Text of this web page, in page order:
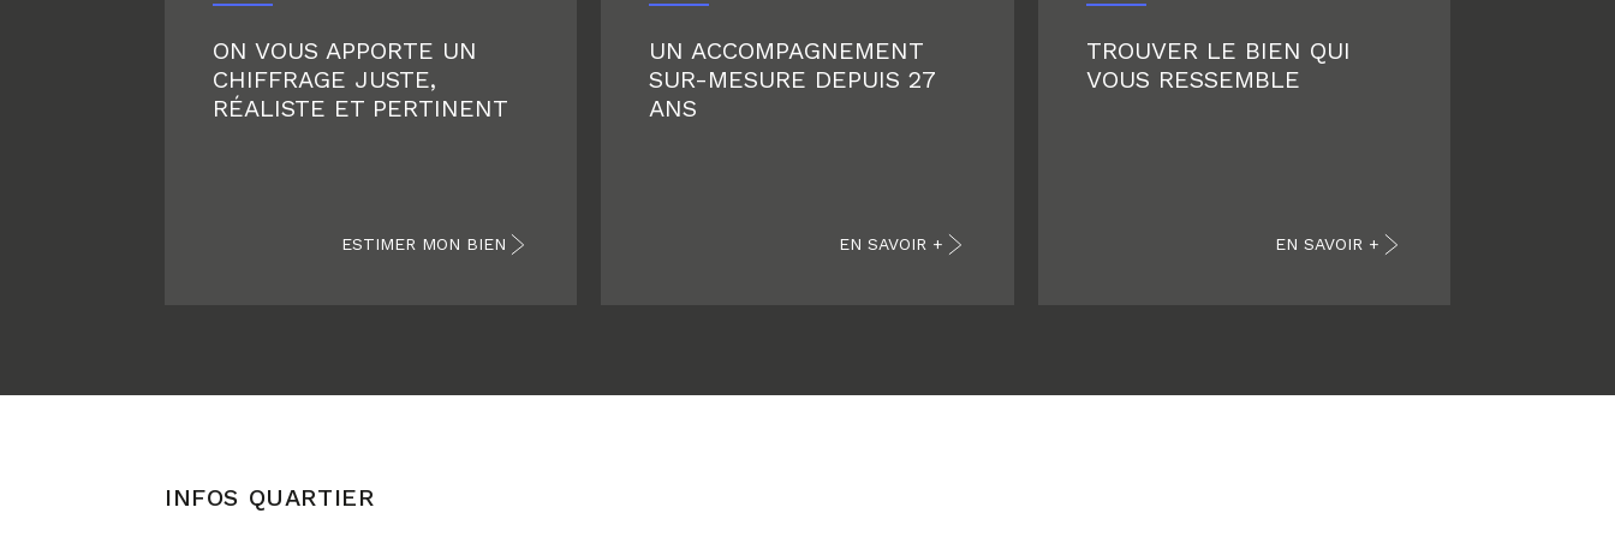
ON VOUS APPORTE UN
CHIFFRAGE JUSTE,
RÉALISTE ET PERTINENT
ESTIMER MON BIEN
UN ACCOMPAGNEMENT
SUR-MESURE DEPUIS 27
ANS
EN SAVOIR +
TROUVER LE BIEN QUI
VOUS RESSEMBLE
EN SAVOIR +
INFOS QUARTIER